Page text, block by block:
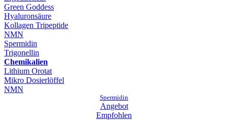
Green Goddess
Hyaluronsäure
Kollagen Tripeptide
NMN
Spermidin
Trigonellin
Chemikalien
Lithium Orotat
Mikro Dosierlöffel
NMN
Spermidin
Angebot
Empfohlen